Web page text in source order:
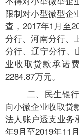
限制对小型微型企
查，2017年1月至
分行、河南分行、
分行、辽宁分行、
业收取贷款承诺
2284.87万元。
二、民生银行
向小微企业收取贷
法人账户透支业务
年9月至2019年11